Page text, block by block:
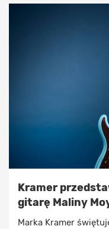
Kramer
gitarę Maliny
Marka Kramer